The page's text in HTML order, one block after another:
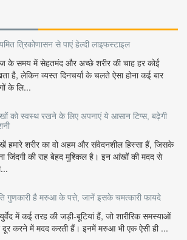
त्रिकोणासन से पाएं हेल्दी लाइफस्टाइल
के समय में सेहतमंद और अच्छे शरीर की चाह हर कोई
है, लेकिन व्यस्त दिनचर्या के चलते ऐसा होना कई बार
के लि...
को स्वस्थ रखने के लिए अपनाएं ये आसान टिप्स, बढ़ेगी
हमारे शरीर का वो अहम और संवेदनशील हिस्सा हैं, जिसके
जिंदगी की राह बेहद मुश्किल है। इन आंखों की मदद से
गुणकारी है मरुआ के पत्ते, जानें इसके चमत्कारी फायदे
में कई तरह की जड़ी-बूटियां हैं, जो शारीरिक समस्याओं
दूर करने में मदद करती हैं। इनमें मरुआ भी एक ऐसी ही ...